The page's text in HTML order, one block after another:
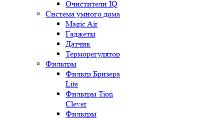
Очистители IQ
Система умного дома
Magic Air
Гаджеты
Датчик
Терморегулятор
Фильтры
Фильтр Бризера
Lite
Фильтры Tion
Clever
Фильтры